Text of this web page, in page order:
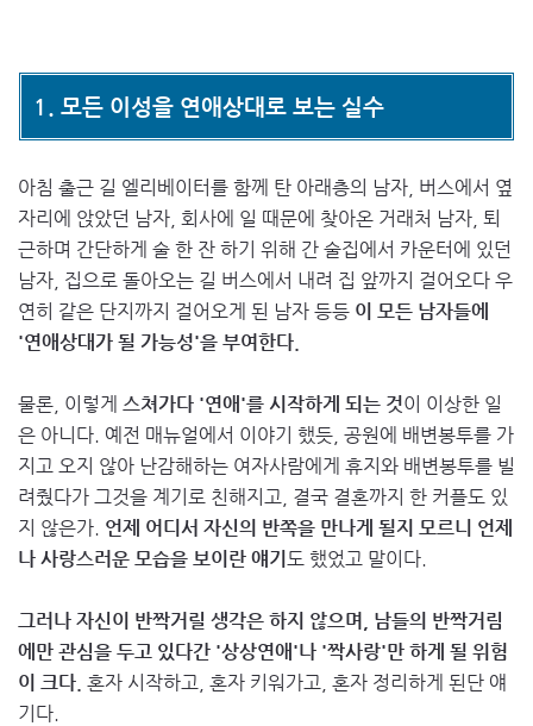
1. 모든 이성을 연애상대로 보는 실수
아침 출근 길 엘리베이터를 함께 탄 아래층의 남자, 버스에서 옆
자리에 앉았던 남자, 회사에 일 때문에 찾아온 거래처 남자, 퇴
근하며 간단하게 술 한 잔 하기 위해 간 술집에서 카운터에 있던
남자, 집으로 돌아오는 길 버스에서 내려 집 앞까지 걸어오다 우
연히 같은 단지까지 걸어오게 된 남자 등등 이 모든 남자들에
'연애상대가 될 가능성'을 부여한다.
물론, 이렇게 스쳐가다 '연애'를 시작하게 되는 것이 이상한 일
은 아니다. 예전 매뉴얼에서 이야기 했듯, 공원에 배변봉투를 가
지고 오지 않아 난감해하는 여자사람에게 휴지와 배변봉투를 빌
려줬다가 그것을 계기로 친해지고, 결국 결혼까지 한 커플도 있
지 않은가. 언제 어디서 자신의 반쪽을 만나게 될지 모르니 언제
나 사랑스러운 모습을 보이란 얘기 도 했었고 말이다.
그러나 자신이 반짝거릴 생각은 하지 않으며, 남들의 반짝거림
에만 관심을 두고 있다간 '상상연애'나 '짝사랑'만 하게 될 위험
이 크다. 혼자 시작하고, 혼자 키워가고, 혼자 정리하게 된단 얘
기다.